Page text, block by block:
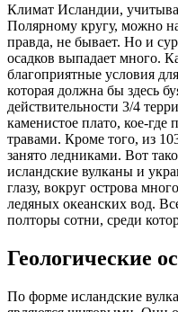
Климат Исландии,
Полярному кругу, можно
правда, не бывает. Но и
осадков выпадает много.
благоприятные условия
которая должна бы здесь
действительности 3/4
каменистое плато, кое-
травами. Кроме того, из
занято ледниками. Вот
исландские вулканы и
глазу, вокруг острова
ледяных океанских вод.
полторы сотни, среди
Геологические
По форме исландские